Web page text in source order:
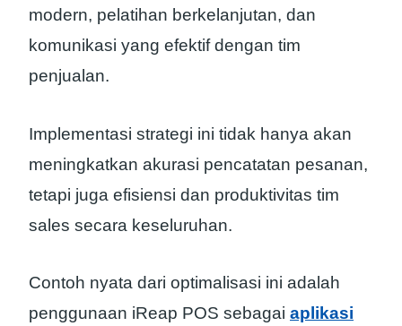
modern, pelatihan berkelanjutan, dan
komunikasi yang efektif dengan tim
penjualan.
Implementasi strategi ini tidak hanya akan
meningkatkan akurasi pencatatan pesanan,
tetapi juga efisiensi dan produktivitas tim
sales secara keseluruhan.
Contoh nyata dari optimalisasi ini adalah
penggunaan iReap POS sebagai aplikasi